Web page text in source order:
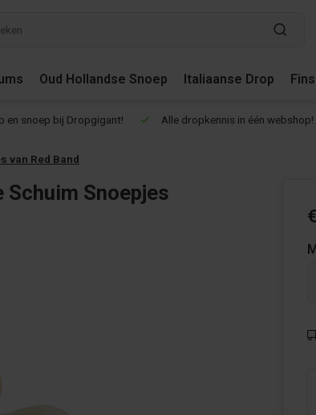
Oud Hollandse Snoep Italiaanse Drop
en snoep bij Dropgigant! Alle dropkennis in één webshop!
van Red Band
Snoepjes